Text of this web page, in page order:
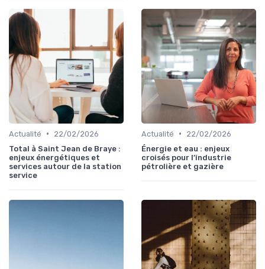
Actualité •
22/02/2026
Total à Saint Jean de Braye :
enjeux énergétiques et
services autour de la station
service
Actualité •
22/02/2026
Énergie et eau : enjeux
croisés pour l’industrie
pétrolière et gazière